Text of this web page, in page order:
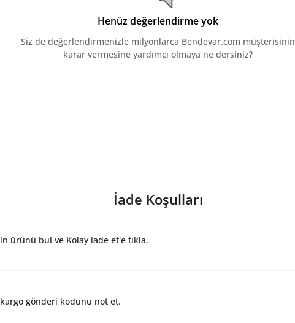
Henüz değerlendirme yok
Siz de değerlendirmenizle milyonlarca Bendevar.com müşterisinin
karar vermesine yardımcı olmaya ne dersiniz?
İade Koşulları
ürünü bul ve Kolay iade et'e tıkla.
gönderi kodunu not et.